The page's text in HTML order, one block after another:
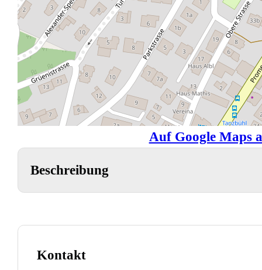
Auf Google Maps
Beschreibung
Kontakt